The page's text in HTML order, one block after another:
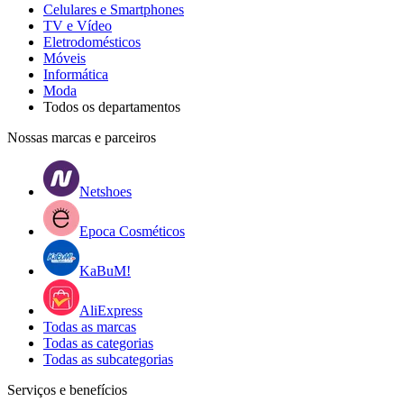
Celulares e Smartphones
TV e Vídeo
Eletrodomésticos
Móveis
Informática
Moda
Todos os departamentos
Nossas marcas e parceiros
Netshoes
Epoca Cosméticos
KaBuM!
AliExpress
Todas as marcas
Todas as categorias
Todas as subcategorias
Serviços e benefícios